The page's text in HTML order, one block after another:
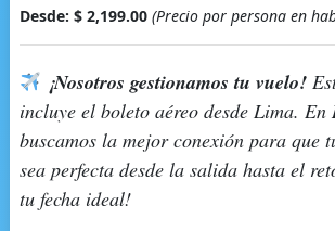
Desde: $ 2,199.00 (Precio por persona en
¡Nosotros gestionamos tu vuelo!
incluye el boleto aéreo desde Lima. En
buscamos la mejor conexión para que
sea perfecta desde la salida hasta el
tu fecha ideal!